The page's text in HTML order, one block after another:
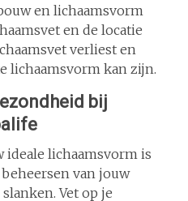
en lichaamsvorm
en de locatie
verliest en
lichaamsvorm kan zijn.
bij
ideale lichaamsvorm is
van jouw
Vet op je